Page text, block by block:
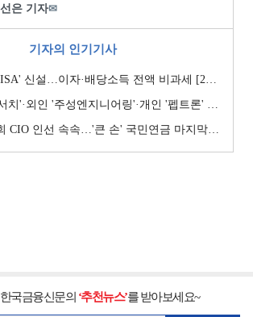
은 기자✉
기자의 인기기사
신설…이자·배당소득 전액 비과세 [2026 세제개편안]
엔지니어링'·개인 '펩트론' 1위 [주간 코스닥 순매수- 2026년 7월27일~7월31일]
CIO 인선 속속…'큰 손' 국민연금 마지막 타자
국금융신문의 ‘추천뉴스’를 받아보세요~